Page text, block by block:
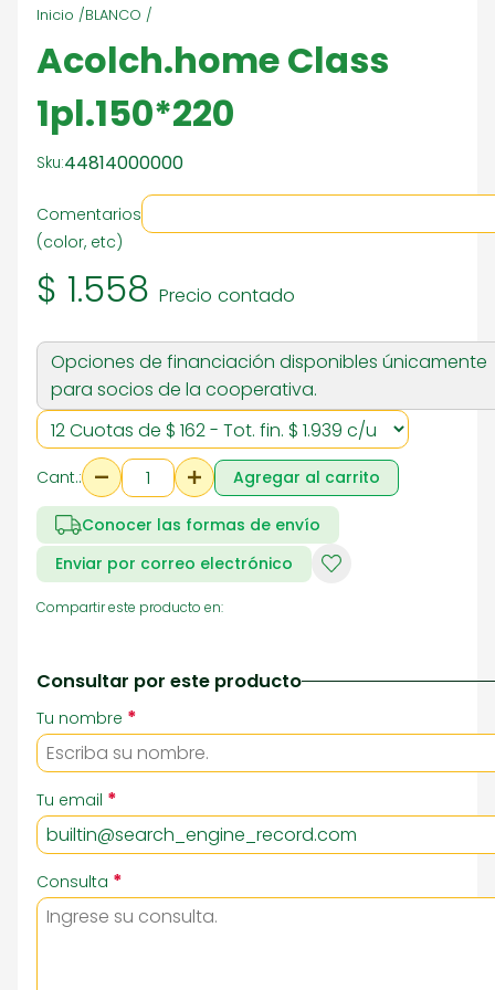
Inicio /BLANCO /
Acolch.home Class
1pl.150*220
Sku:44814000000
Comentarios
(color, etc)
$ 1.558 Precio contado
Opciones de financiación disponibles únicamente
para socios de la cooperativa.
Cant.: Agregar al carrito
Conocer las formas de envío
Enviar por correo electrónico
Compartir este producto en:
Consultar por este producto
Tu nombre *
Tu email *
Consulta *